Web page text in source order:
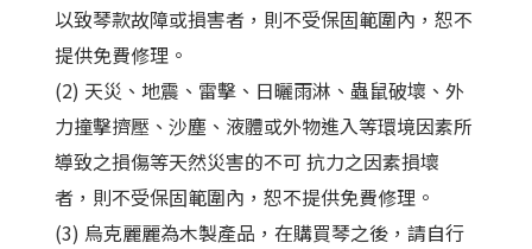
以致琴款故障或損害者，則不受保固範圍內，恕不
提供免費修理。
(2) 天災、地震、雷擊、日曬雨淋、蟲鼠破壞、外
力撞擊擠壓、沙塵、液體或外物進入等環境因素所
導致之損傷等天然災害的不可 抗力之因素損壞
者，則不受保固範圍內，恕不提供免費修理。
(3) 烏克麗麗為木製產品，在購買琴之後，請自行